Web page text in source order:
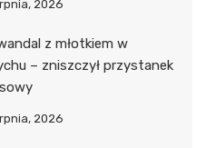
2026
z młotkiem w
– zniszczył przystanek
2026